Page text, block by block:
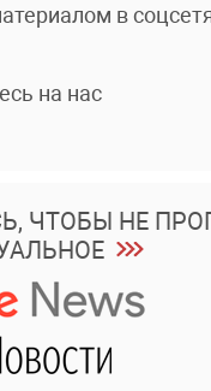
в
на нас
ЧТОБЫ НЕ